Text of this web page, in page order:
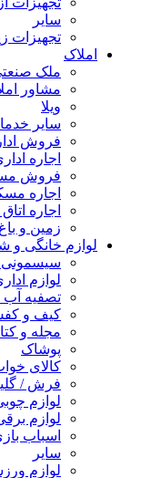
سایر
تجهیزات
املاک
ملک
مشاور
ویلا
سایر
فروش
اجاره
فروش
اجاره
اجاره
زمین و باغ
لوازم خانگی
سیسمونی
لوازم
تصفیه آب
کیف و
مجله و
پوشاک
کالای
فرش /
لوازم
لوازم
اسباب
سایر
لوازم